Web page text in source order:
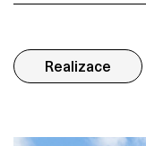
Realizace